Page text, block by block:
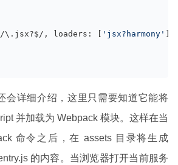
\.jsx?$/, loaders: [
'jsx?harmony' ]}
会详细介绍，这里只需要知道它能将
并加载为 Webpack 模块。这样在当
命令之后，在 assets 目录将生成
的内容。当浏览器打开当前服务